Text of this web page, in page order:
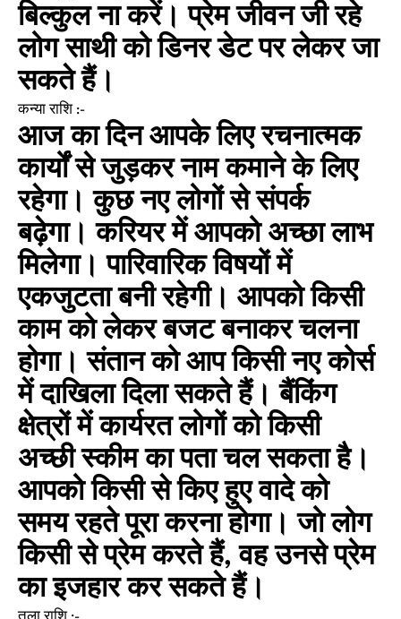
बिल्कुल ना करें। प्रेम जीवन जी रहे
लोग साथी को डिनर डेट पर लेकर जा
सकते हैं।
कन्या राशि :-
आज का दिन आपके लिए रचनात्मक
कार्यों से जुड़कर नाम कमाने के लिए
रहेगा। कुछ नए लोगों से संपर्क
बढ़ेगा। करियर में आपको अच्छा लाभ
मिलेगा। पारिवारिक विषयों में
एकजुटता बनी रहेगी। आपको किसी
काम को लेकर बजट बनाकर चलना
होगा। संतान को आप किसी नए कोर्स
में दाखिला दिला सकते हैं। बैंकिंग
क्षेत्रों में कार्यरत लोगों को किसी
अच्छी स्कीम का पता चल सकता है।
आपको किसी से किए हुए वादे को
समय रहते पूरा करना होगा। जो लोग
किसी से प्रेम करते हैं, वह उनसे प्रेम
का इजहार कर सकते हैं।